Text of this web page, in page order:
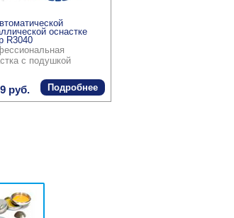
оснастке
R3040
с подушкой
руб. Подробнее